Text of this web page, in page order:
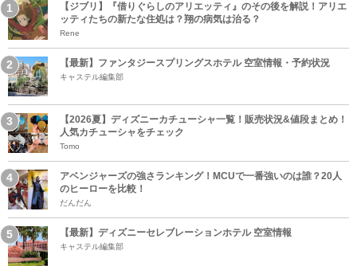
【ジブリ】『借りぐらしのアリエッティ』のその後を解説！アリエ
ッティたちの新たな住処は？翔の病気は治る？
Rene
【最新】ファンタジースプリングスホテル 空室情報・予約状況
キャステル編集部
【2026夏】ディズニーカチューシャ一覧！販売状況&値段まとめ！
人気カチューシャをチェック
Tomo
アベンジャーズの強さランキング！MCUで一番強いのは誰？20人
のヒーローを比較！
だんだん
【最新】ディズニーセレブレーションホテル 空室情報
キャステル編集部